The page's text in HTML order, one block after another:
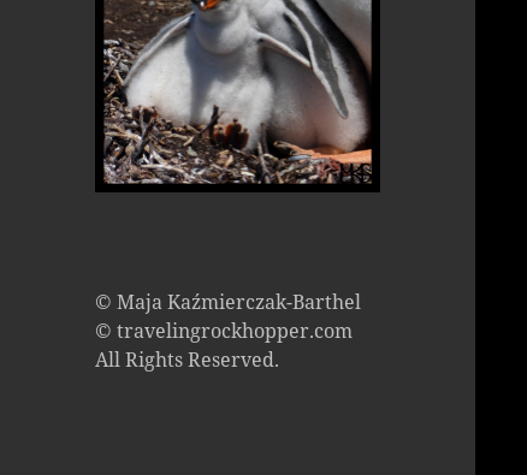
© Maja Kaźmierczak-Barthel
© travelingrockhopper.com
All Rights Reserved.